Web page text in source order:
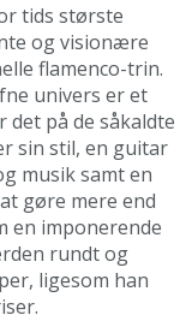
tids største
og visionære
flamenco-trin.
univers er et
det på de såkaldte
sin stil, en guitar
musik samt en
gøre mere end
en imponerende
rundt og
ligesom han